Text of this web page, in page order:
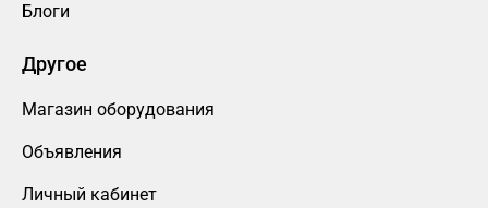
Блоги
Другое
Магазин оборудования
Объявления
Личный кабинет